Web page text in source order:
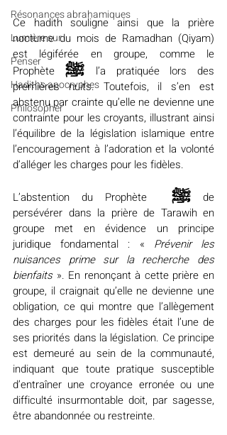
Résonances abrahamiques
Lumière sur...
Penser
Hadiths apocryphes
Philosopher
Ce hadith souligne ainsi que la prière
nocturne du mois de Ramadhan (Qiyam)
est légiférée en groupe, comme le
Prophète
ﷺ
l’a pratiquée lors des
premières nuits. Toutefois, il s’en est
abstenu par crainte qu’elle ne devienne une
contrainte pour les croyants, illustrant ainsi
l’équilibre de la législation islamique entre
l’encouragement à l’adoration et la volonté
d’alléger les charges pour les fidèles.
L’abstention du Prophète ﷺ de
persévérer dans la prière de Tarawih en
groupe met en évidence un principe
juridique fondamental : « Prévenir les
nuisances prime sur la recherche des
bienfaits ». En renonçant à cette prière en
groupe, il craignait qu’elle ne devienne une
obligation, ce qui montre que l’allègement
des charges pour les fidèles était l’une de
ses priorités dans la législation. Ce principe
est demeuré au sein de la communauté,
indiquant que toute pratique susceptible
d’entraîner une croyance erronée ou une
difficulté insurmontable doit, par sagesse,
être abandonnée ou restreinte.